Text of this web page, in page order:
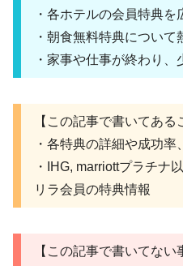
・各ホテルの会員特典を
・朝食無料特典について
・家事や仕事が終わり、
【この記事で書いてある
・各特典の詳細や成功
・IHG, marriottプラチナ
リラ会員の特典情報
【この記事で書いてない